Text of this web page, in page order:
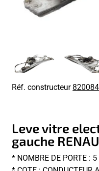
Réf. constructeur
Leve vitre
gauche
* NOMBRE DE PORTE : 5